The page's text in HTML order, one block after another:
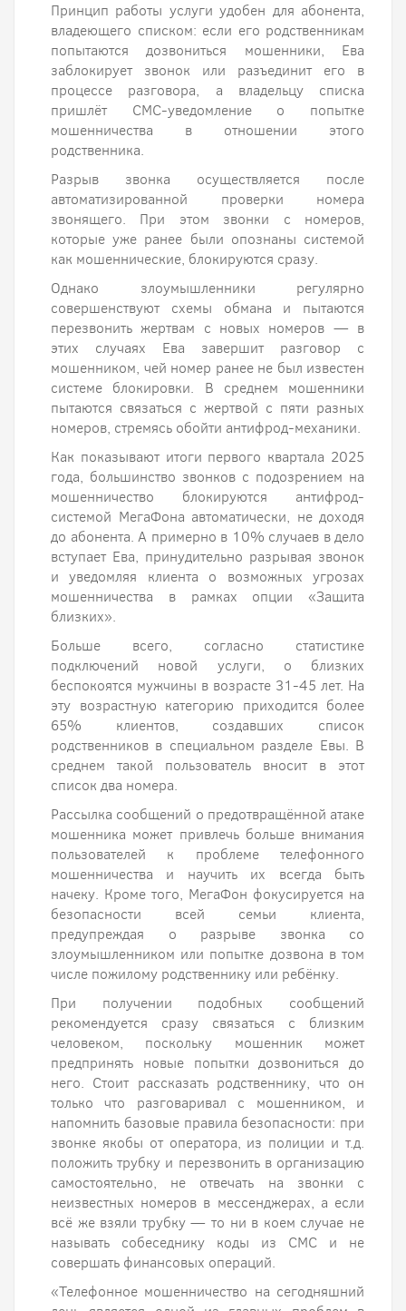
Принцип работы услуги удобен для абонента,
владеющего списком: если его родственникам
попытаются дозвониться мошенники, Ева
заблокирует звонок или разъединит его в
процессе разговора, а владельцу списка
пришлёт СМС-уведомление о попытке
мошенничества в отношении этого
родственника.
Разрыв звонка осуществляется после
автоматизированной проверки номера
звонящего. При этом звонки с номеров,
которые уже ранее были опознаны системой
как мошеннические, блокируются сразу.
Однако злоумышленники регулярно
совершенствуют схемы обмана и пытаются
перезвонить жертвам с новых номеров — в
этих случаях Ева завершит разговор с
мошенником, чей номер ранее не был известен
системе блокировки. В среднем мошенники
пытаются связаться с жертвой с пяти разных
номеров, стремясь обойти антифрод-механики.
Как показывают итоги первого квартала 2025
года, большинство звонков с подозрением на
мошенничество блокируются антифрод-
системой МегаФона автоматически, не доходя
до абонента. А примерно в 10% случаев в дело
вступает Ева, принудительно разрывая звонок
и уведомляя клиента о возможных угрозах
мошенничества в рамках опции «Защита
близких».
Больше всего, согласно статистике
подключений новой услуги, о близких
беспокоятся мужчины в возрасте 31-45 лет. На
эту возрастную категорию приходится более
65% клиентов, создавших список
родственников в специальном разделе Евы. В
среднем такой пользователь вносит в этот
список два номера.
Рассылка сообщений о предотвращённой атаке
мошенника может привлечь больше внимания
пользователей к проблеме телефонного
мошенничества и научить их всегда быть
начеку. Кроме того, МегаФон фокусируется на
безопасности всей семьи клиента,
предупреждая о разрыве звонка со
злоумышленником или попытке дозвона в том
числе пожилому родственнику или ребёнку.
При получении подобных сообщений
рекомендуется сразу связаться с близким
человеком, поскольку мошенник может
предпринять новые попытки дозвониться до
него. Стоит рассказать родственнику, что он
только что разговаривал с мошенником, и
напомнить базовые правила безопасности: при
звонке якобы от оператора, из полиции и т.д.
положить трубку и перезвонить в организацию
самостоятельно, не отвечать на звонки с
неизвестных номеров в мессенджерах, а если
всё же взяли трубку — то ни в коем случае не
называть собеседнику коды из СМС и не
совершать финансовых операций.
«Телефонное мошенничество на сегодняшний